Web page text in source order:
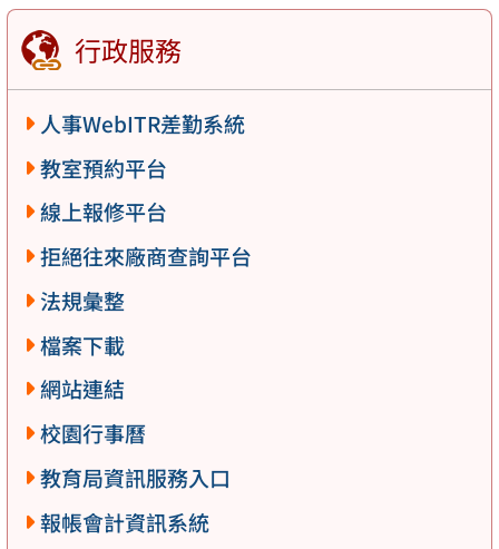
行政服務
人事WebITR差勤系統
教室預約平台
線上報修平台
拒絕往來廠商查詢平台
法規彙整
檔案下載
網站連結
校園行事曆
教育局資訊服務入口
報帳會計資訊系統